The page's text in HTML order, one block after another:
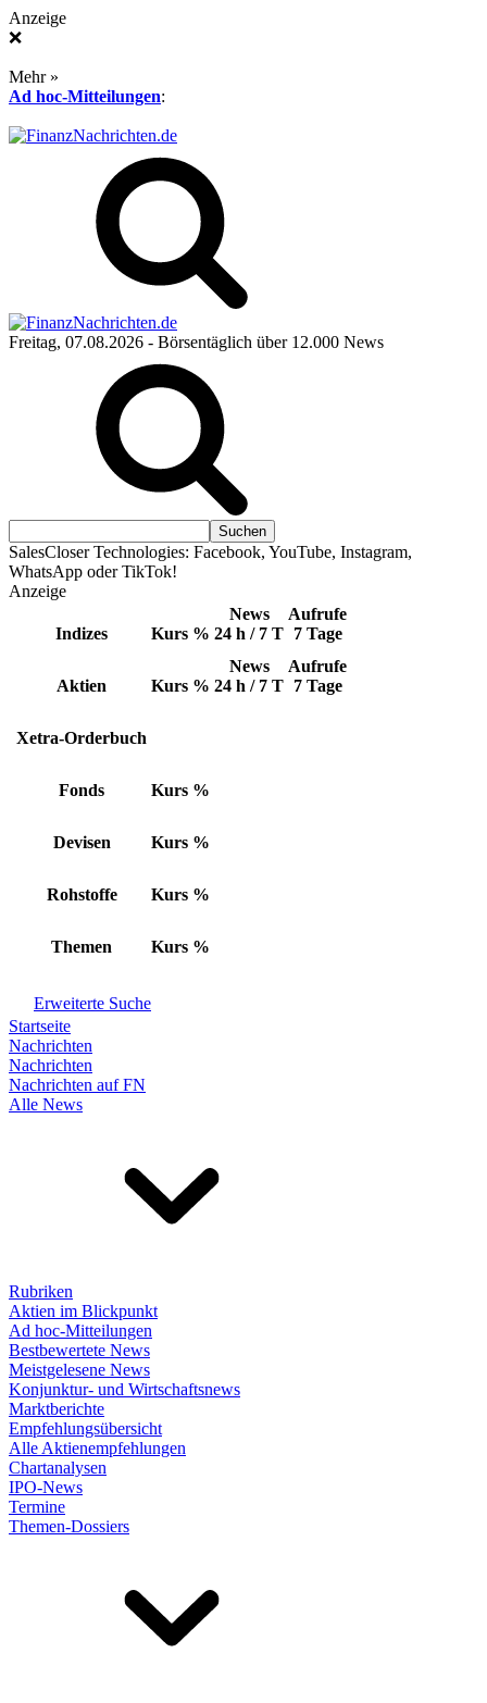
Anzeige
❌
Mehr »
Ad hoc-Mitteilungen:
Freitag, 07.08.2026 - Börsentäglich über 12.000 News
SalesCloser Technologies: Facebook, YouTube, Instagram,
WhatsApp oder TikTok!
Anzeige
Indizes Kurs %
News
24 h / 7 T
Aufrufe
7 Tage
Aktien Kurs %
News
24 h / 7 T
Aufrufe
7 Tage
Xetra-Orderbuch
Fonds Kurs %
Devisen Kurs %
Rohstoffe Kurs %
Themen Kurs %
Erweiterte Suche
Startseite
Nachrichten
Nachrichten
Nachrichten auf FN
Alle News
Rubriken
Aktien im Blickpunkt
Ad hoc-Mitteilungen
Bestbewertete News
Meistgelesene News
Konjunktur- und Wirtschaftsnews
Marktberichte
Empfehlungsübersicht
Alle Aktienempfehlungen
Chartanalysen
IPO-News
Termine
Themen-Dossiers